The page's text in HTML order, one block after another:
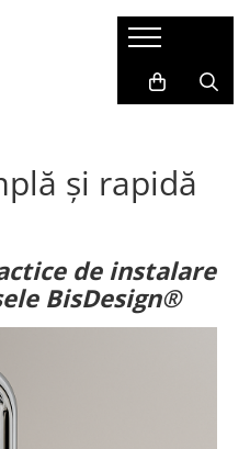
și rapidă
de instalare
BisDesign®